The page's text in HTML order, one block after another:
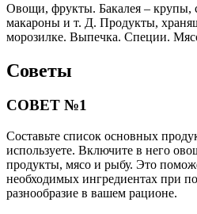
Овощи, фрукты. Бакалея – крупы,
макароны и т. Д. Продукты,
морозилке. Выпечка. Специи.
Советы
СОВЕТ №1
Составьте список основных
используете. Включите в него
продукты, мясо и рыбу. Это
необходимых ингредиентах при
разнообразие в вашем рационе.